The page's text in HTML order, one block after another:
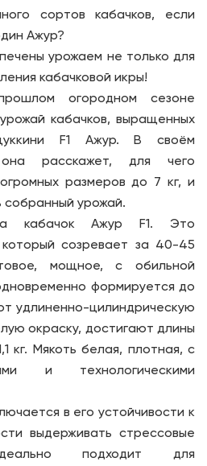
сортов кабачков, если
Ажур?
урожаем не только для
кабачковой икры!
огородном сезоне
кабачков, выращенных
F1 Ажур. В своём
расскажет, для чего
размеров до 7 кг, и
собранный урожай.
кабачок Ажур F1. Это
созревает за 40-45
мощное, с обильной
формируется до
удлиненно-цилиндрическую
окраску, достигают длины
кг. Мякоть белая, плотная, с
и технологическими
в его устойчивости к
выдерживать стрессовые
подходит для